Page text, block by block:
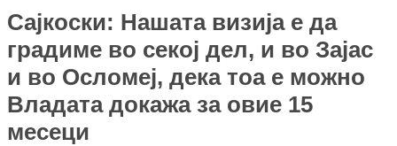
Сајкоски: Нашата визија е да
градиме во секој дел, и во Зајас
и во Осломеј, дека тоа е можно
Владата докажа за овие 15
месеци